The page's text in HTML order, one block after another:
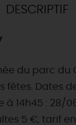
CE WEEK-
CETTE
DESCRIPTIF
du parc du
fêtes. Dates
14h45 : 28/
5 €, tarif